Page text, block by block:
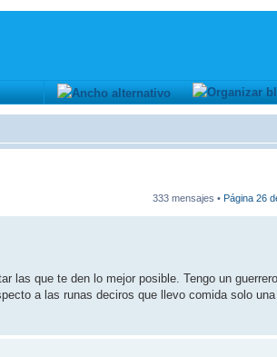
333 mensajes • Página 26
las que te den lo mejor posible. Tengo un
a las runas deciros que llevo comida solo